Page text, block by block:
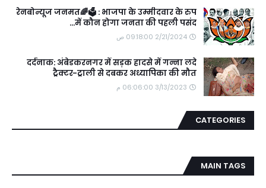
रेनबोन्यूज जनमत🌈🗳️ : भाजपा के उम्मीदवार के रुप
में कौन होगा जनता की पहली पसंद...
2/21/2024 09:18:00 ص
दर्दनाक: अंबेडकरनगर में सड़क हादसे में गन्ना लदे
ट्रैक्टर-ट्राली से दबकर अध्यापिका की मौत
3/13/2023 06:06:00 م
CATEGORIES
MAIN TAGS